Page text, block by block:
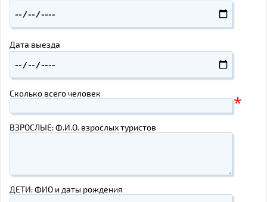
Дата выезда
Сколько всего человек *
ВЗРОСЛЫЕ: Ф.И.О. взрослых туристов
ДЕТИ: ФИО и даты рождения